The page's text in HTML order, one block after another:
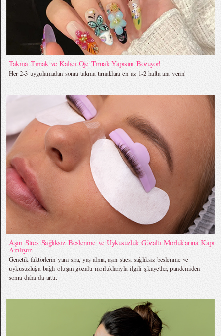
Takma Tırnak ve Kalıcı Oje Tırnak Yapısını Bozuyor!
Her 2-3 uygulamadan sonra takma tırnaklara en az 1-2 hafta ara verin!
Aşırı Stres Sağlıksız Beslenme ve Uykusuzluk Gözaltı Morluklarına Kapı
Aralıyor
Genetik faktörlerin yanı sıra, yaş alma, aşırı stres, sağlıksız beslenme ve
uykusuzluğa bağlı oluşan gözaltı morluklarıyla ilgili şikayetler, pandemiden
sonra daha da arttı.